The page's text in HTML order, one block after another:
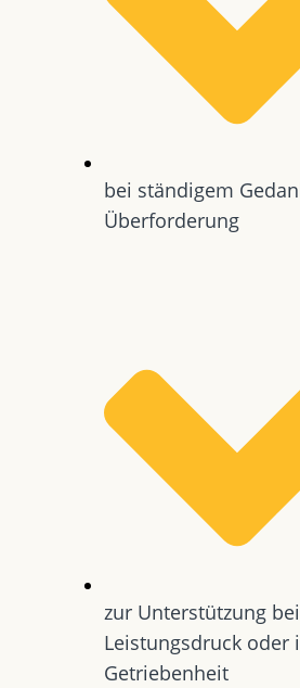
bei ständigem
Überforderung
zur Unterstützung
Leistungsdruck oder
Getriebenheit